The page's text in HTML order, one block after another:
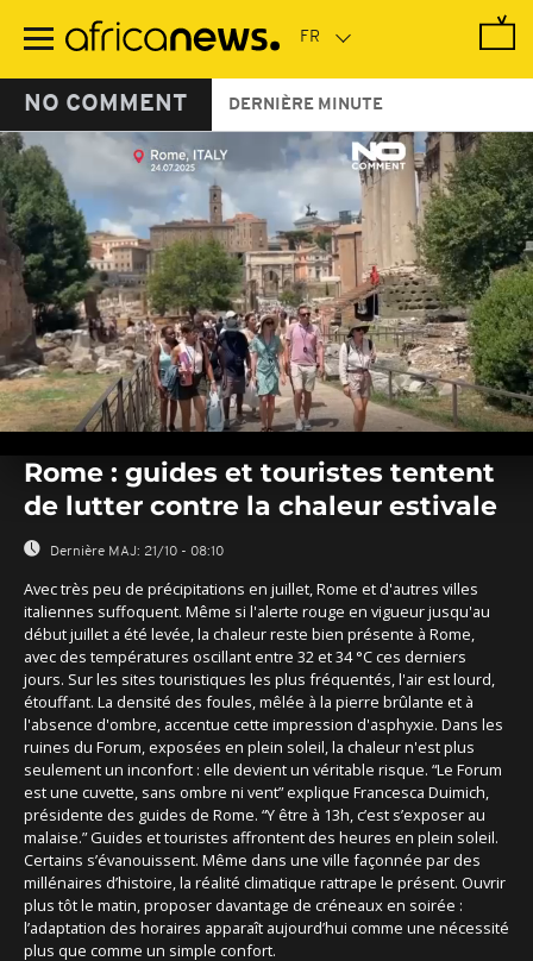
contenu
NO COMMENT DERNIÈRE MINUTE
seconds
seconds
Rome : guides et touristes tentent
de lutter contre la chaleur estivale
Dernière MAJ: 21/10 - 08:10
Avec très peu de précipitations en juillet, Rome et d'autres villes
italiennes suffoquent. Même si l'alerte rouge en vigueur jusqu'au
début juillet a été levée, la chaleur reste bien présente à Rome,
avec des températures oscillant entre 32 et 34 °C ces derniers
jours. Sur les sites touristiques les plus fréquentés, l'air est lourd,
étouffant. La densité des foules, mêlée à la pierre brûlante et à
l'absence d'ombre, accentue cette impression d'asphyxie. Dans les
ruines du Forum, exposées en plein soleil, la chaleur n'est plus
seulement un inconfort : elle devient un véritable risque. “Le Forum
est une cuvette, sans ombre ni vent” explique Francesca Duimich,
présidente des guides de Rome. “Y être à 13h, c’est s’exposer au
malaise.” Guides et touristes affrontent des heures en plein soleil.
Certains s’évanouissent. Même dans une ville façonnée par des
millénaires d’histoire, la réalité climatique rattrape le présent. Ouvrir
plus tôt le matin, proposer davantage de créneaux en soirée :
l’adaptation des horaires apparaît aujourd’hui comme une nécessité
plus que comme un simple confort.